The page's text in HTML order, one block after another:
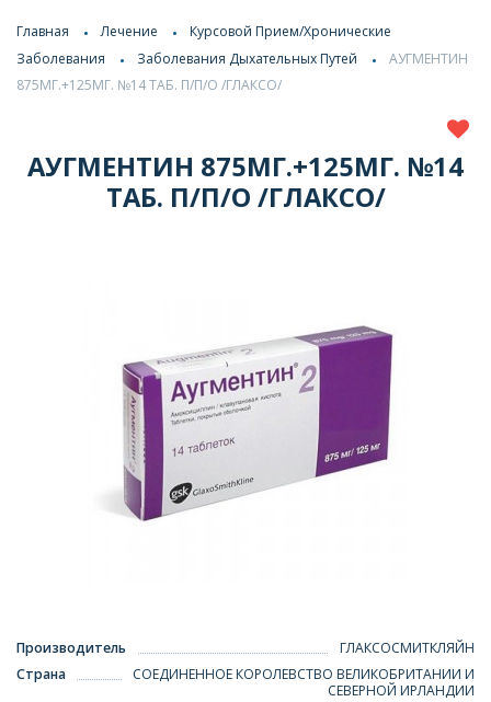
Главная Лечение
Курсовой Прием/Хронические
Заболевания
Заболевания Дыхательных Путей
АУГМЕНТИН
875МГ.+125МГ. №14 ТАБ. П/П/О /ГЛАКСО/
АУГМЕНТИН 875МГ.+125МГ. №14
ТАБ. П/П/О /ГЛАКСО/
Производитель
ГЛАКСОСМИТКЛЯЙН
Страна
СОЕДИНЕННОЕ КОРОЛЕВСТВО ВЕЛИКОБРИТАНИИ И
СЕВЕРНОЙ ИРЛАНДИИ